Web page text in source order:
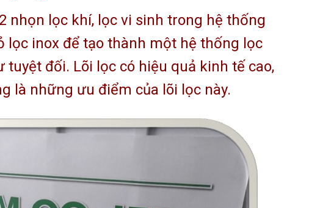
nhọn lọc khí, lọc vi sinh trong hệ thống
inox để tạo thành một hệ thống lọc
đối. Lõi lọc có hiệu quả kinh tế cao,
là những ưu điểm của lõi lọc này.